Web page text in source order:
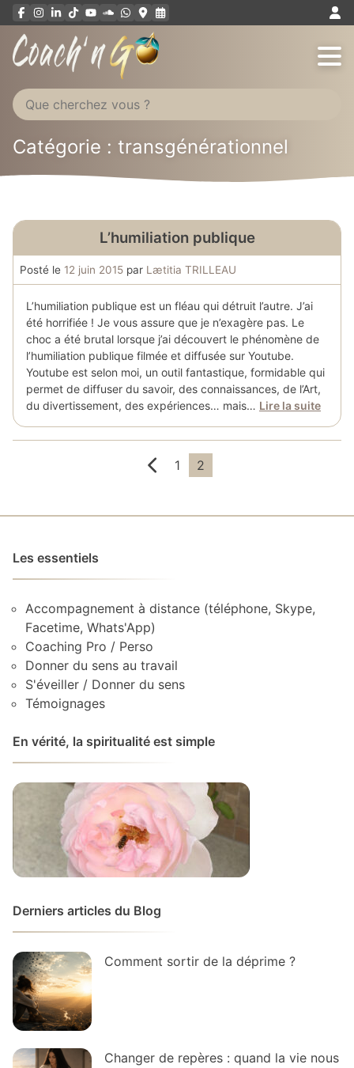
Aller
au
Catégorie : transgénérationnel
L’humiliation publique
Posté le 12 juin 2015 par Lætitia TRILLEAU
L’humiliation publique est un fléau qui détruit l’autre. J’ai
été horrifiée ! Je vous assure que je n’exagère pas. Le
choc a été brutal lorsque j’ai découvert le phénomène de
l’humiliation publique filmée et diffusée sur Youtube.
Youtube est selon moi, un outil fantastique, formidable qui
permet de diffuser du savoir, des connaissances, de l’Art,
du divertissement, des expériences… mais… Lire la suite
publications
1 2
Les essentiels
Accompagnement à distance (téléphone, Skype,
Facetime, Whats'App)
Coaching Pro / Perso
Donner du sens au travail
S'éveiller / Donner du sens
Témoignages
En vérité, la spiritualité est simple
Derniers articles du Blog
Comment sortir de la déprime ?
Changer de repères : quand la vie nous